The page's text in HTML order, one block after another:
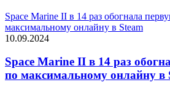
Space Marine II в 14 раз обогнала
максимальному онлайну в Steam
10.09.2024
Space Marine II в 14 раз
по максимальному онлайну в